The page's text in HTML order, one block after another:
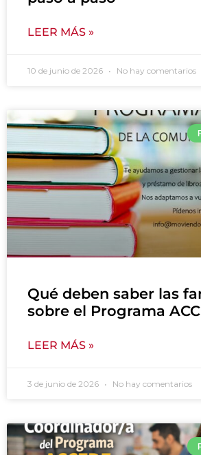
LEER MÁS »
10 de junio de 2026 No hay comentarios
Qué deben saber las
sobre el Programa
LEER MÁS »
3 de junio de 2026 No hay comentarios